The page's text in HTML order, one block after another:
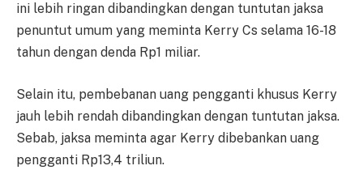
ini lebih ringan dibandingkan dengan tuntutan jaksa
penuntut umum yang meminta Kerry Cs selama 16-18
tahun dengan denda Rp1 miliar.
Selain itu, pembebanan uang pengganti khusus Kerry
jauh lebih rendah dibandingkan dengan tuntutan jaksa.
Sebab, jaksa meminta agar Kerry dibebankan uang
pengganti Rp13,4 triliun.